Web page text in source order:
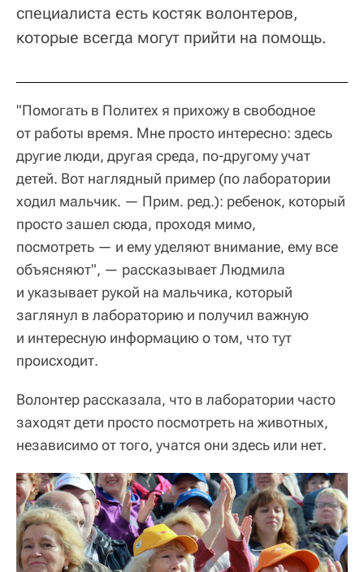
специалиста есть костяк волонтеров,
которые всегда могут прийти на помощь.
"Помогать в Политех я прихожу в свободное
от работы время. Мне просто интересно: здесь
другие люди, другая среда, по-другому учат
детей. Вот наглядный пример (по лаборатории
ходил мальчик. — Прим. ред.): ребенок, который
просто зашел сюда, проходя мимо,
посмотреть — и ему уделяют внимание, ему все
объясняют", — рассказывает Людмила
и указывает рукой на мальчика, который
заглянул в лабораторию и получил важную
и интересную информацию о том, что тут
происходит.
Волонтер рассказала, что в лаборатории часто
заходят дети просто посмотреть на животных,
независимо от того, учатся они здесь или нет.